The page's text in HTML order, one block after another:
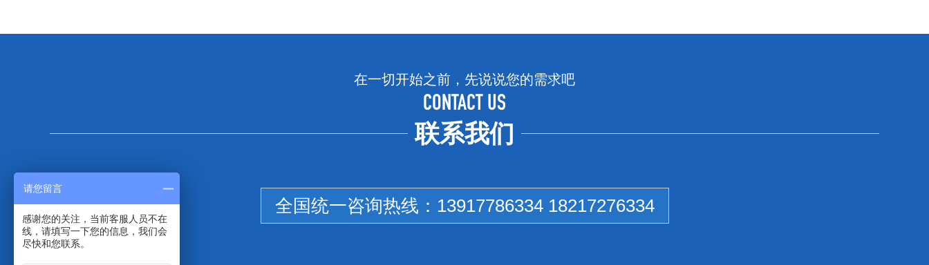
在一切开始之前，先说说您的需求吧
CONTACT US
联系我们
全国统一咨询热线： 13917786334 18217276334
请您留言
感谢您的关注，当前客服人员不在
线，请填写一下您的信息，我们会
尽快和您联系。